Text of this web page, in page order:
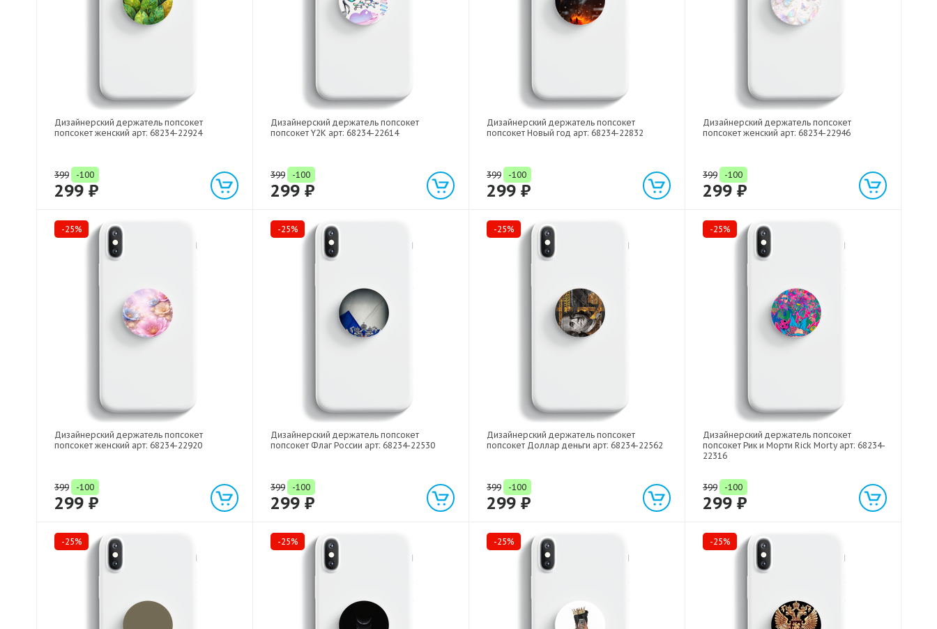
Дизайнерский держатель попсокет
попсокет женский арт: 68234-22924
399 -100
299 ₽
Дизайнерский держатель попсокет
попсокет Y2K арт: 68234-22614
399 -100
299 ₽
Дизайнерский держатель попсокет
попсокет Новый год арт: 68234-22832
399 -100
299 ₽
Дизайнерский держатель попсокет
попсокет женский арт: 68234-22946
399 -100
299 ₽
-25%
Дизайнерский держатель попсокет
попсокет женский арт: 68234-22920
399 -100
299 ₽
-25%
Дизайнерский держатель попсокет
попсокет Флаг России арт: 68234-22530
399 -100
299 ₽
-25%
Дизайнерский держатель попсокет
попсокет Доллар деньги арт: 68234-22562
399 -100
299 ₽
-25%
Дизайнерский держатель попсокет
попсокет Рик и Морти Rick Morty арт: 68234-
22316
399 -100
299 ₽
-25% -25% -25% -25%